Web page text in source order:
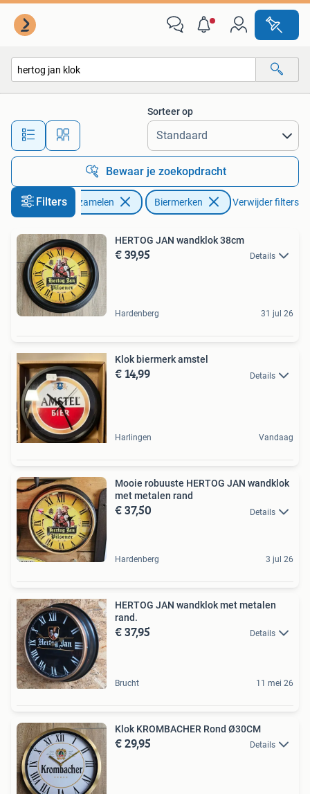
Alle afstanden…
Sorteer op
Bewaar je zoekopdracht
FiltersVerzamelen Biermerken Verwijder filters
HERTOG JAN wandklok 38cm
€ 39,95 Details
Hardenberg 31 jul 26
Klok biermerk amstel
€ 14,99 Details
Harlingen Vandaag
Mooie robuuste HERTOG JAN wandklok
met metalen rand
€ 37,50 Details
Hardenberg 3 jul 26
HERTOG JAN wandklok met metalen
rand.
€ 37,95 Details
Brucht 11 mei 26
Klok KROMBACHER Rond Ø30CM
€ 29,95 Details